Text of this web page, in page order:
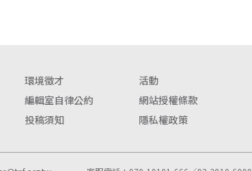
環境徵才 活動
編輯室自律公約
網站授權條款
投稿須知
隱私權政策